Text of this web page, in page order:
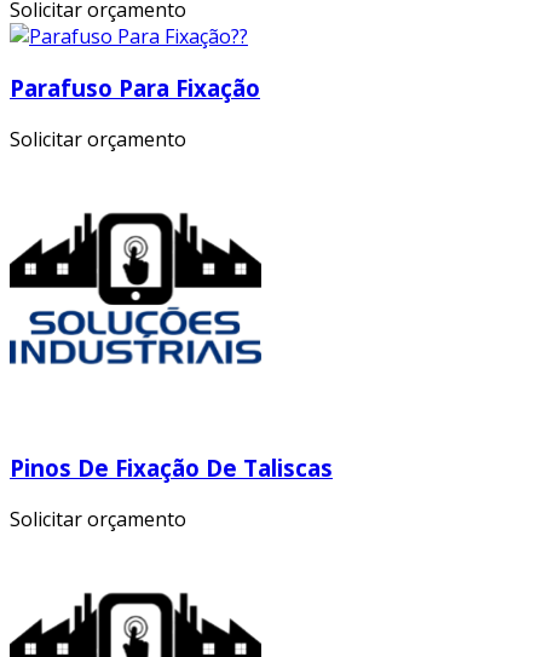
Solicitar orçamento
Parafuso Para Fixação
Solicitar orçamento
Pinos De Fixação De Taliscas
Solicitar orçamento